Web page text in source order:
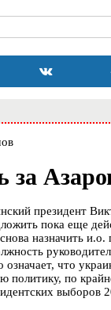
за
президент
пока еще
назначить
что
политику, по
выборов